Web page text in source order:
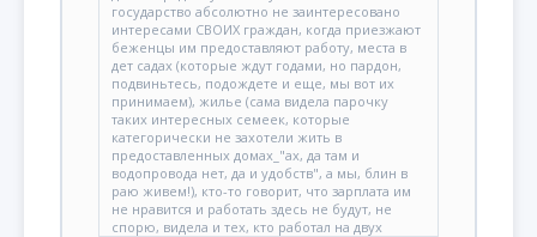
государство абсолютно не заинтересовано
интересами СВОИХ граждан, когда приезжают
беженцы им предоставляют работу, места в
дет садах (которые ждут годами, но пардон,
подвиньтесь, подождете и еще, мы вот их
принимаем), жилье (сама видела парочку
таких интересных семеек, которые
категорически не захотели жить в
предоставленных домах_"ах, да там и
водопровода нет, да и удобств", а мы, блин в
раю живем!), кто-то говорит, что зарплата им
не нравится и работать здесь не будут, не
спорю, видела и тех, кто работал на двух